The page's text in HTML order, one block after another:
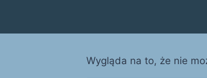
Wygląda na to, że nie